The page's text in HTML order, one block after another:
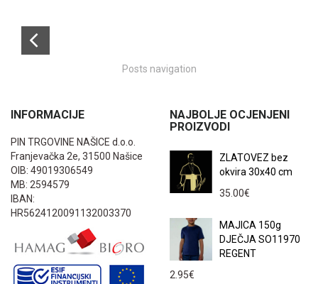
Posts navigation
INFORMACIJE
PIN TRGOVINE NAŠICE d.o.o.
Franjevačka 2e, 31500 Našice
OIB: 49019306549
MB: 2594579
IBAN:
HR5624120091132003370
NAJBOLJE OCJENJENI
PROIZVODI
ZLATOVEZ bez
okvira 30x40 cm
35.00€
MAJICA 150g
DJEČJA SO11970
REGENT
2.95€